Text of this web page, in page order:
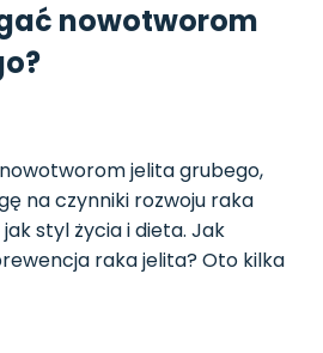
nowotworom
jelita grubego,
na czynniki rozwoju raka
styl życia i dieta. Jak
raka jelita? Oto kilka